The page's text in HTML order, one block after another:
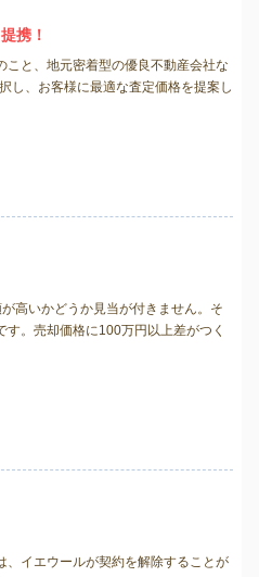
携！
こと、地元密着型の優良不動産会社な
し、お客様に最適な査定価格を提案し
高いかどうか見当が付きません。そ
。売却価格に100万円以上差がつく
、イエウールが契約を解除することが